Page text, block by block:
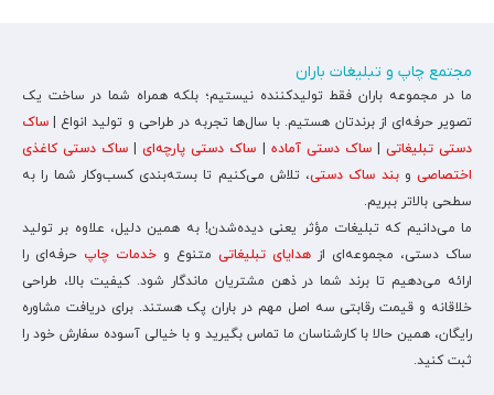
مجتمع چاپ و تبلیغات باران
ما در مجموعه باران فقط تولیدکننده نیستیم؛ بلکه همراه شما در ساخت یک
تصویر حرفه‌ای از برندتان هستیم. با سال‌ها تجربه در طراحی و تولید انواع | ساک
دستی تبلیغاتی |ساک دستی آماده ساک دستی پارچه‌ای| ساک دستی کاغذی
اختصاصی وبند ساک دستی، تلاش می‌کنیم تا بسته‌بندی کسب‌وکار شما را به
سطحی بالاتر ببریم.
ما می‌دانیم که تبلیغات مؤثر یعنی دیده‌شدن! به همین دلیل، علاوه بر تولید
ساک دستی، مجموعه‌ای از هدایای تبلیغاتی متنوع و خدمات چاپ حرفه‌ای را
ارائه می‌دهیم تا برند شما در ذهن مشتریان ماندگار شود. کیفیت بالا، طراحی
خلاقانه و قیمت رقابتی سه اصل مهم در باران پک هستند. برای دریافت مشاوره
رایگان، همین حالا با کارشناسان ما تماس بگیرید و با خیالی آسوده سفارش خود را
ثبت کنید.